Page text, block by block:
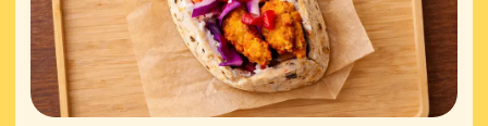
CLICK & COLLECT